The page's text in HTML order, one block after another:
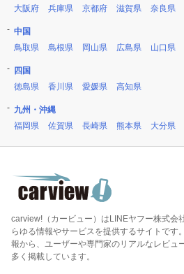
大阪府
兵庫県 京都府 滋賀県 奈良県
中国
鳥取県
島根県 岡山県 広島県 山口県
四国
徳島県
香川県 愛媛県 高知県
九州・沖縄
福岡県
佐賀県 長崎県 熊本県 大分県
carview!（カービュー）はLINEヤフー株式会
らゆる情報やサービスを提供するサイトです
報から、ユーザーや専門家のリアルなレビュ
多く掲載しています。